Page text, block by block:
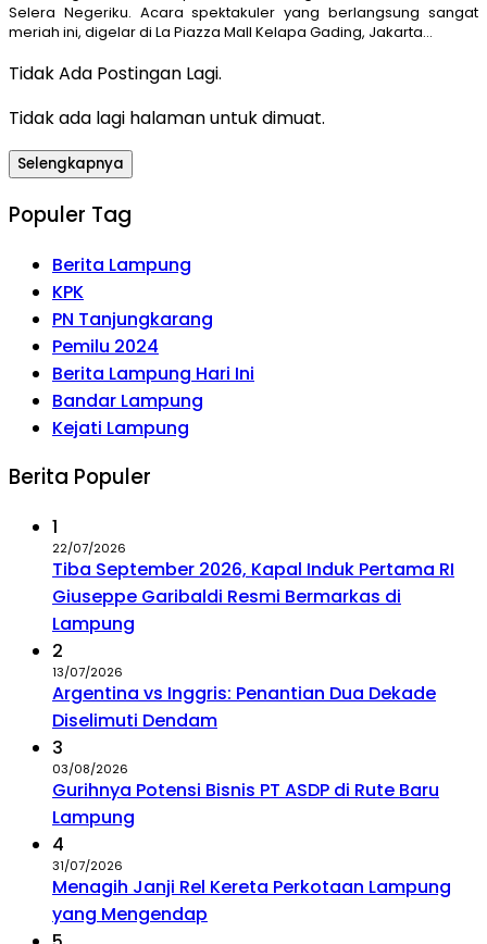
Selera Negeriku. Acara spektakuler yang berlangsung sangat
meriah ini, digelar di La Piazza Mall Kelapa Gading, Jakarta…
Tidak Ada Postingan Lagi.
Tidak ada lagi halaman untuk dimuat.
Selengkapnya
Populer Tag
Berita Lampung
KPK
PN Tanjungkarang
Pemilu 2024
Berita Lampung Hari Ini
Bandar Lampung
Kejati Lampung
Berita Populer
1
22/07/2026
Tiba September 2026, Kapal Induk Pertama RI
Giuseppe Garibaldi Resmi Bermarkas di
Lampung
2
13/07/2026
Argentina vs Inggris: Penantian Dua Dekade
Diselimuti Dendam
3
03/08/2026
Gurihnya Potensi Bisnis PT ASDP di Rute Baru
Lampung
4
31/07/2026
Menagih Janji Rel Kereta Perkotaan Lampung
yang Mengendap